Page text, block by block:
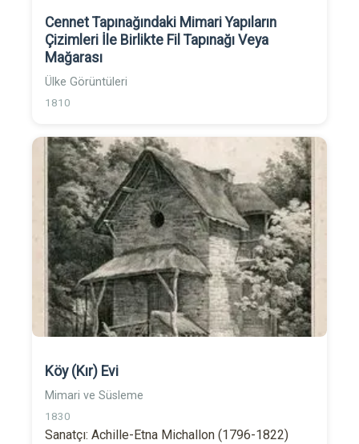
Cennet Tapınağındaki Mimari Yapıların
Çizimleri İle Birlikte Fil Tapınağı Veya
Mağarası
Ülke Görüntüleri
1810
Köy (Kır) Evi
Mimari ve Süsleme
1830
Sanatçı: Achille-Etna Michallon (1796-1822)